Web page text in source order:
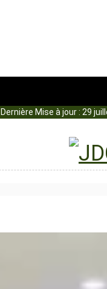
Dernière Mise à jour : 29